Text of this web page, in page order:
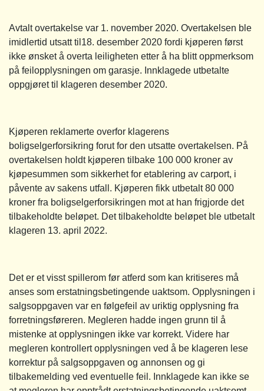
Avtalt overtakelse var 1. november 2020. Overtakelsen ble
imidlertid utsatt til18. desember 2020 fordi kjøperen først
ikke ønsket å overta leiligheten etter å ha blitt oppmerksom
på feilopplysningen om garasje. Innklagede utbetalte
oppgjøret til klageren desember 2020.
Kjøperen reklamerte overfor klagerens
boligselgerforsikring forut for den utsatte overtakelsen. På
overtakelsen holdt kjøperen tilbake 100 000 kroner av
kjøpesummen som sikkerhet for etablering av carport, i
påvente av sakens utfall. Kjøperen fikk utbetalt 80 000
kroner fra boligselgerforsikringen mot at han frigjorde det
tilbakeholdte beløpet. Det tilbakeholdte beløpet ble utbetalt
klageren 13. april 2022.
Det er et visst spillerom før atferd som kan kritiseres må
anses som erstatningsbetingende uaktsom. Opplysningen i
salgsoppgaven var en følgefeil av uriktig opplysning fra
forretningsføreren. Megleren hadde ingen grunn til å
mistenke at opplysningen ikke var korrekt. Videre har
megleren kontrollert opplysningen ved å be klageren lese
korrektur på salgsoppgaven og annonsen og gi
tilbakemelding ved eventuelle feil. Innklagede kan ikke se